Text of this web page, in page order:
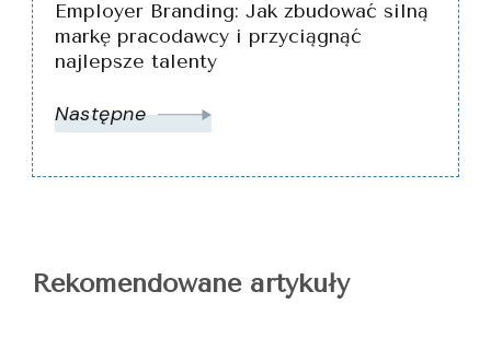
Employer Branding: Jak zbudować silną
markę pracodawcy i przyciągnąć
najlepsze talenty
Następne
Rekomendowane artykuły